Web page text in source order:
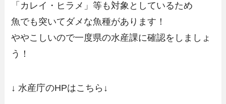
「カレイ・ヒラメ」等も対象としているため
魚でも突いてダメな魚種があります！
ややこしいので一度県の水産課に確認をしましょ
う！
↓ 水産庁のHPはこちら↓